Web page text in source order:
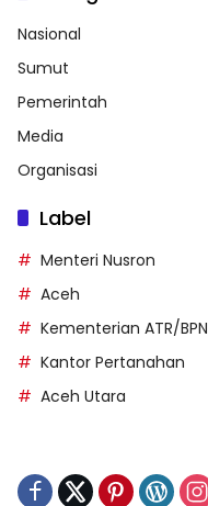
Nasional
Sumut
Pemerintah
Media
Organisasi
Label
Menteri Nusron
Aceh
Kementerian ATR/BPN
Kantor Pertanahan
Aceh Utara